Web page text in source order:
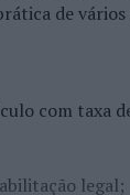
de vários
com taxa
legal;